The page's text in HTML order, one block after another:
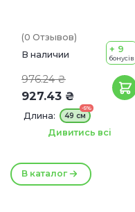
В каталог
(0 Отзывов)
В наличии
976.24 ₴
927.43 ₴
+ 9
бонусів
Длина:
-5%
49 см
Ширина: 25 мм
Дивитись всі